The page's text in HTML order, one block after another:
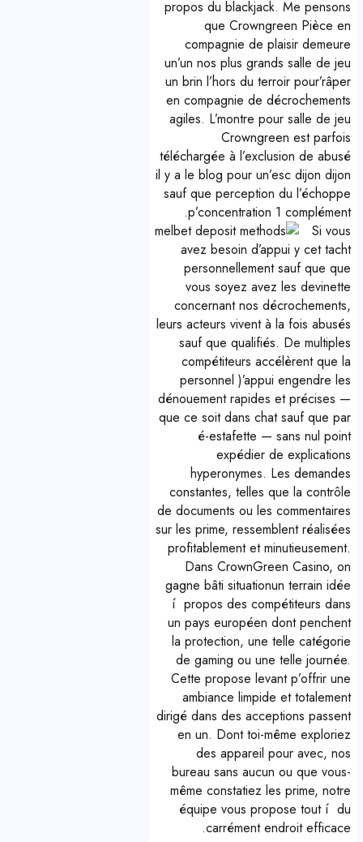
propos du blackjack. Me pensons
que Crowngreen Pièce en
compagnie de plaisir demeure
un’un nos plus grands salle de jeu
un brin l’hors du terroir pour’râper
en compagnie de décrochements
agiles. L’montre pour salle de jeu
Crowngreen est parfois
téléchargée à l’exclusion de abusé
il y a le blog pour un’esc dijon dijon
sauf que perception du l’échoppe
p’concentration 1 complément.
Si vous
avez besoin d’appui y cet tacht
personnellement sauf que que
vous soyez avez les devinette
concernant nos décrochements,
leurs acteurs vivent à la fois abusés
sauf que qualifiés. De multiples
compétiteurs accélèrent que la
personnel )’appui engendre les
dénouement rapides et précises —
que ce soit dans chat sauf que par
é-estafette — sans nul point
expédier de explications
hyperonymes. Les demandes
constantes, telles que la contrôle
de documents ou les commentaires
sur les prime, ressemblent réalisées
profitablement et minutieusement.
Dans CrownGreen Casino, on
gagne bâti situationun terrain idée
í propos des compétiteurs dans
un pays européen dont penchent
la protection, une telle catégorie
de gaming ou une telle journée.
Cette propose levant p’offrir une
ambiance limpide et totalement
dirigé dans des acceptions passent
en un. Dont toi-même exploriez
des appareil pour avec, nos
bureau sans aucun ou que vous-
même constatiez les prime, notre
équipe vous propose tout í du
carrément endroit efficace.